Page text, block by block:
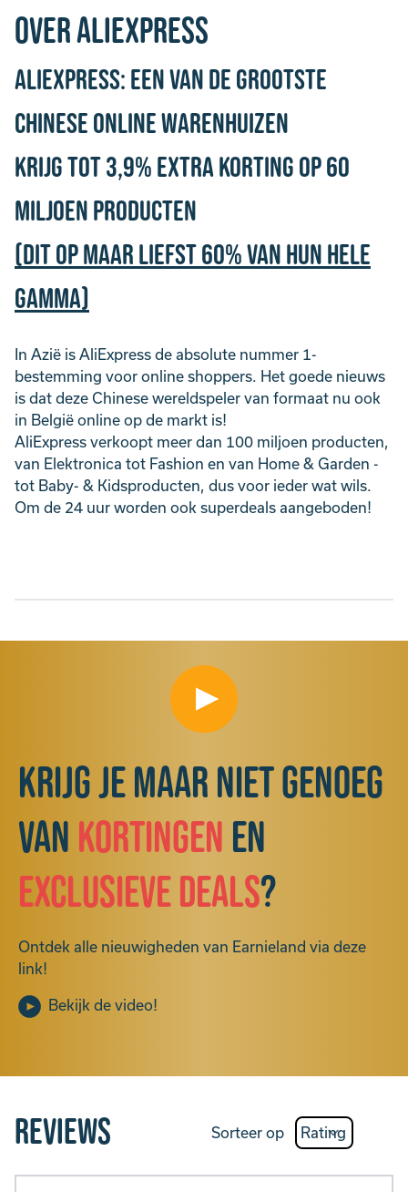
Over AliExpress
AliExpress: een van de grootste
Chinese online warenhuizen
Krijg tot 3,9% Extra Korting op 60
miljoen producten
(dit op maar liefst 60% van hun hele
gamma)
In Azië is AliExpress de absolute nummer 1-
bestemming voor online shoppers. Het goede nieuws
is dat deze Chinese wereldspeler van formaat nu ook
in België online op de markt is!
AliExpress verkoopt meer dan 100 miljoen producten,
van Elektronica tot Fashion en van Home & Garden -
tot Baby- & Kidsproducten, dus voor ieder wat wils.
Om de 24 uur worden ook superdeals aangeboden!
Krijg je maar niet genoeg
van kortingen en
exclusieve deals?
Ontdek alle nieuwigheden van Earnieland via deze
link!
Bekijk de video!
Reviews Sorteer op